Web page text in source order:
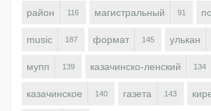
район 116 магистральный 91
music 187 формат 145 улькан
мупп 139 казачинско-ленский 134
казачинское 140 газета 143